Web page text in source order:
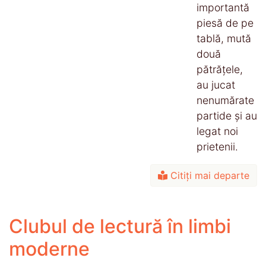
importantă
piesă de pe
tablă, mută
două
pătrățele,
au jucat
nenumărate
partide și au
legat noi
prietenii.
Citiți mai departe
Clubul de lectură în limbi
moderne